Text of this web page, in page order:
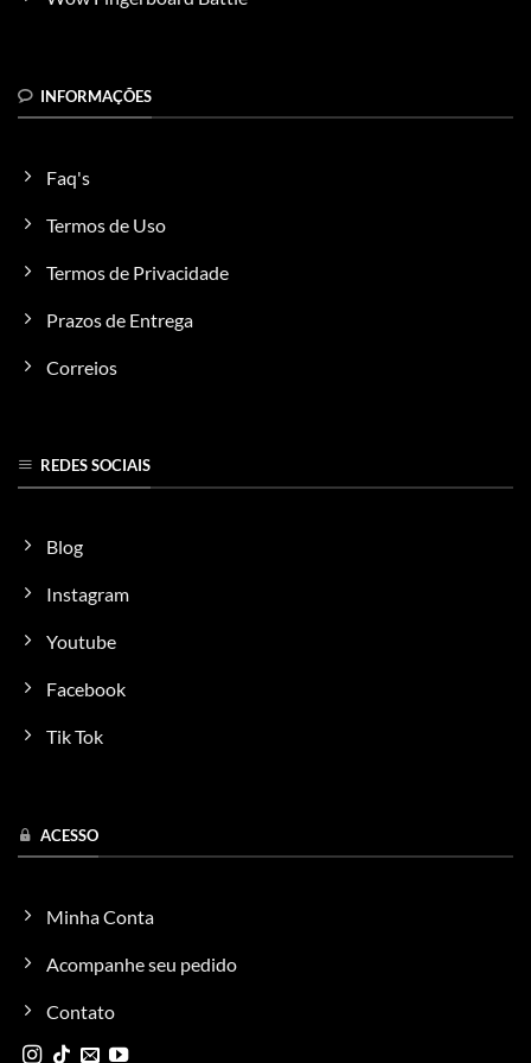
INFORMAÇÕES
Faq's
Termos de Uso
Termos de Privacidade
Prazos de Entrega
Correios
REDES SOCIAIS
Blog
Instagram
Youtube
Facebook
Tik Tok
ACESSO
Minha Conta
Acompanhe seu pedido
Contato